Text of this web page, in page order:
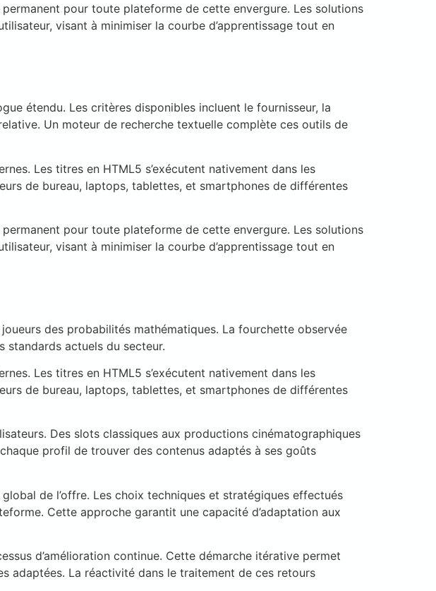
pour toute plateforme de cette envergure. Les solutions
visant à minimiser la courbe d’apprentissage tout en
étendu. Les critères disponibles incluent le fournisseur, la
Un moteur de recherche textuelle complète ces outils de
Les titres en HTML5 s’exécutent nativement dans les
de bureau, laptops, tablettes, et smartphones de différentes
pour toute plateforme de cette envergure. Les solutions
visant à minimiser la courbe d’apprentissage tout en
des probabilités mathématiques. La fourchette observée
standards actuels du secteur.
Les titres en HTML5 s’exécutent nativement dans les
de bureau, laptops, tablettes, et smartphones de différentes
Des slots classiques aux productions cinématographiques
profil de trouver des contenus adaptés à ses goûts
de l’offre. Les choix techniques et stratégiques effectués
Cette approche garantit une capacité d’adaptation aux
d’amélioration continue. Cette démarche itérative permet
adaptées. La réactivité dans le traitement de ces retours